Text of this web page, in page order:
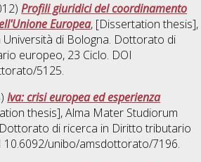
Profili giuridici del coordinamento
Europea, [Dissertation thesis],
di Bologna. Dottorato di
europeo, 23 Ciclo. DOI
5125.
Iva: crisi europea ed esperienza
thesis], Alma Mater Studiorum
di ricerca in Diritto tributario
10.6092/unibo/amsdottorato/7196.